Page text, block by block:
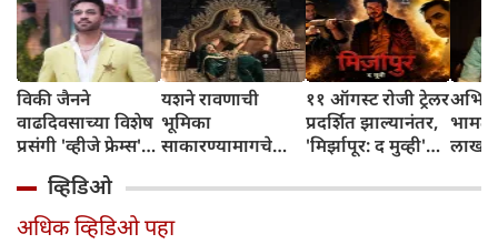
विकी जैनने
वाढदिवसाच्या विशेष
प्रसंगी 'व्हीजे फ्रेम्स'
हाऊसची भव्य
सुरुवात केली
यशने रावणाची
भूमिका
साकारण्यामागचे
११ ऑगस्ट रोजी ट्रेलर
प्रदर्शित झाल्यानंतर,
'मिर्झापूर: द मुव्ही'
प्रमोशन करणार
व्हिडिओ
अधिक व्हिडिओ पहा